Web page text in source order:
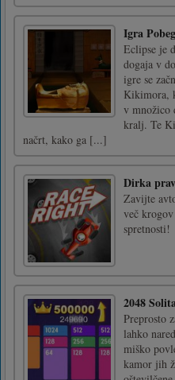
Igra
Eclipse je
dogaja v
igre se
Kikimora,
v
kralj. Te
načrt, kako ga [...]
Dirka prav
Zavijte
več
spretnosti!
2048
Preprosto
lahko
miško
kamor jih